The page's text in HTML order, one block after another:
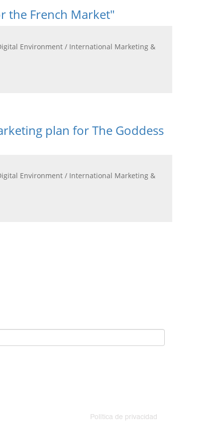
the French Market"
Environment / International Marketing &
plan for The Goddess
Environment / International Marketing &
Política de privacidad